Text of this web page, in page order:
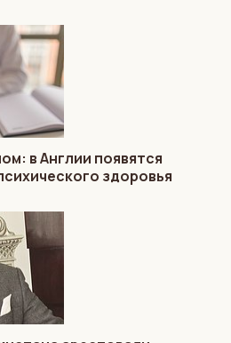
в Англии появятся
здоровья